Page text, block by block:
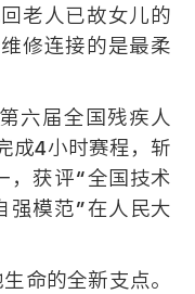
老人已故女儿的
修连接的是最柔
六届全国残疾人
成4小时赛程，斩
，获评“全国技术
强模范”在人民大
命的全新支点。